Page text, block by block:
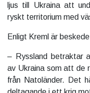
ljus till Ukraina att
ryskt territorium med
Enligt Kreml är
– Ryssland betraktar
av Ukraina som att de
från Natoländer. Det